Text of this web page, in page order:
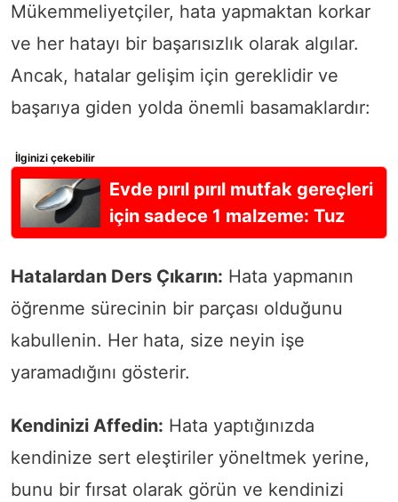
Mükemmeliyetçiler, hata yapmaktan korkar
ve her hatayı bir başarısızlık olarak algılar.
Ancak, hatalar gelişim için gereklidir ve
başarıya giden yolda önemli basamaklardır:
İlginizi çekebilir
Evde pırıl pırıl mutfak gereçleri
için sadece 1 malzeme: Tuz
Hatalardan Ders Çıkarın: Hata yapmanın
öğrenme sürecinin bir parçası olduğunu
kabullenin. Her hata, size neyin işe
yaramadığını gösterir.
Kendinizi Affedin: Hata yaptığınızda
kendinize sert eleştiriler yöneltmek yerine,
bunu bir fırsat olarak görün ve kendinizi